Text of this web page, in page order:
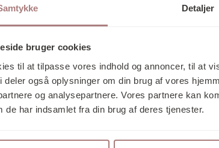
Detaljer
bruger cookies
til at tilpasse vores indhold og annoncer, til at
deler også oplysninger om din brug af vores
og analysepartnere. Vores partnere kan
de har indsamlet fra din brug af deres tjenester.
humor og
NYHEDER SHOP